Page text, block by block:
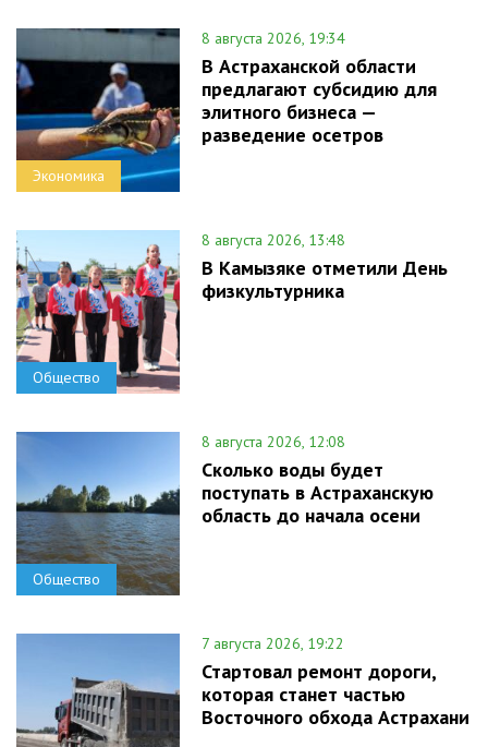
Экономика
8 августа 2026, 19:34
В Астраханской области
предлагают субсидию для
элитного бизнеса —
разведение осетров
Общество
8 августа 2026, 13:48
В Камызяке отметили День
физкультурника
Общество
8 августа 2026, 12:08
Сколько воды будет
поступать в Астраханскую
область до начала осени
7 августа 2026, 19:22
Стартовал ремонт дороги,
которая станет частью
Восточного обхода Астрахани